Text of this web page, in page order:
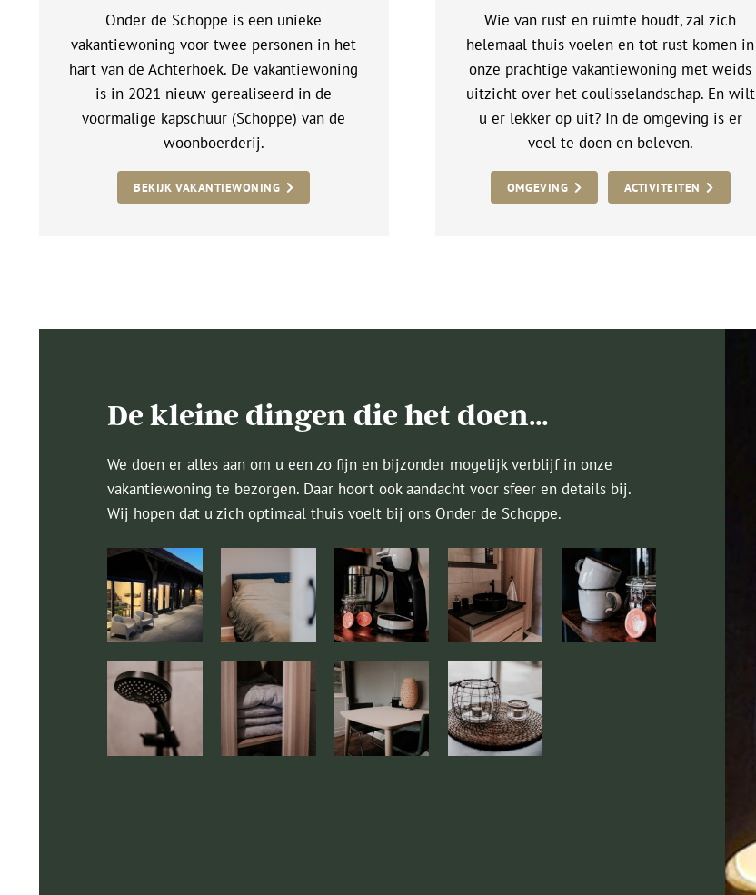
Onder de Schoppe is een unieke
vakantiewoning voor twee personen in het
hart van de Achterhoek. De vakantiewoning
is in 2021 nieuw gerealiseerd in de
voormalige kapschuur (Schoppe) van de
woonboerderij.
BEKIJK VAKANTIEWONING
Wie van rust en ruimte houdt, zal zich
helemaal thuis voelen en tot rust komen in
onze prachtige vakantiewoning met weids
uitzicht over het coulisselandschap. En wilt
u er lekker op uit? In de omgeving is er
veel te doen en beleven.
OMGEVING ACTIVITEITEN
De kleine dingen die het doen…
We doen er alles aan om u een zo fijn en bijzonder mogelijk verblijf in onze
vakantiewoning te bezorgen. Daar hoort ook aandacht voor sfeer en details bij.
Wij hopen dat u zich optimaal thuis voelt bij ons Onder de Schoppe.